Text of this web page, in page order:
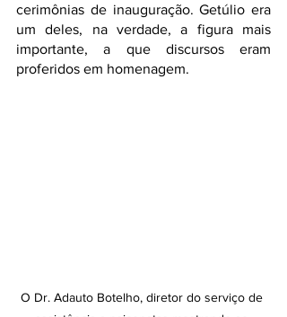
cerimônias de inauguração. Getúlio era
um deles, na verdade, a figura mais
importante, a que discursos eram
proferidos em homenagem.
O Dr. Adauto Botelho, diretor do serviço de